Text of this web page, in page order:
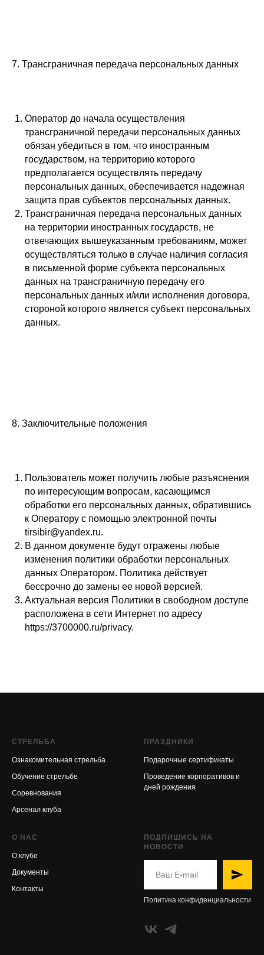
7. Трансграничная передача персональных данных
Оператор до начала осуществления
трансграничной передачи персональных данных
обязан убедиться в том, что иностранным
государством, на территорию которого
предполагается осуществлять передачу
персональных данных, обеспечивается надежная
защита прав субъектов персональных данных.
Трансграничная передача персональных данных
на территории иностранных государств, не
отвечающих вышеуказанным требованиям, может
осуществляться только в случае наличия согласия
в письменной форме субъекта персональных
данных на трансграничную передачу его
персональных данных и/или исполнения договора,
стороной которого является субъект персональных
данных.
8. Заключительные положения
Пользователь может получить любые разъяснения
по интересующим вопросам, касающимся
обработки его персональных данных, обратившись
к Оператору с помощью электронной почты
tirsibir@yandex.ru.
В данном документе будут отражены любые
изменения политики обработки персональных
данных Оператором. Политика действует
бессрочно до замены ее новой версией.
Актуальная версия Политики в свободном доступе
расположена в сети Интернет по адресу
https://3700000.ru/privacy.
СТРЕЛЬБА
Ознакомительная стрельба
Обучение стрельбе
Соревнования
Арсенал клуба
ПРАЗДНИКИ
Подарочные сертификаты
Проведение корпоративов и
дней рождения
О НАС
О клубе
Документы
Контакты
ПОДПИШИСЬ НА
НОВОСТИ
Политика конфиденциальности